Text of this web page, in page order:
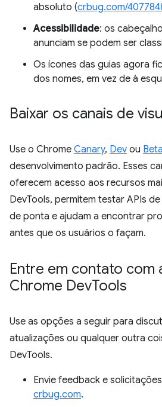
absoluto (crbug.com/
Acessibilidade: os
anunciam se podem ser
Os ícones das guias agora
dos nomes, em vez de à
Baixar os canais de
Use o Chrome Canary, Dev ou Beta
desenvolvimento padrão. Esses
oferecem acesso aos recursos
DevTools, permitem testar APIs
de ponta e ajudam a encontrar
antes que os usuários o façam.
Entre em contato com
Chrome DevTools
Use as opções a seguir para
atualizações ou qualquer outra
DevTools.
Envie feedback e
crbug.com.